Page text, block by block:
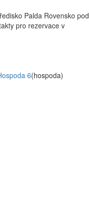
Palda Rovensko pod
pro rezervace v
6(hospoda)